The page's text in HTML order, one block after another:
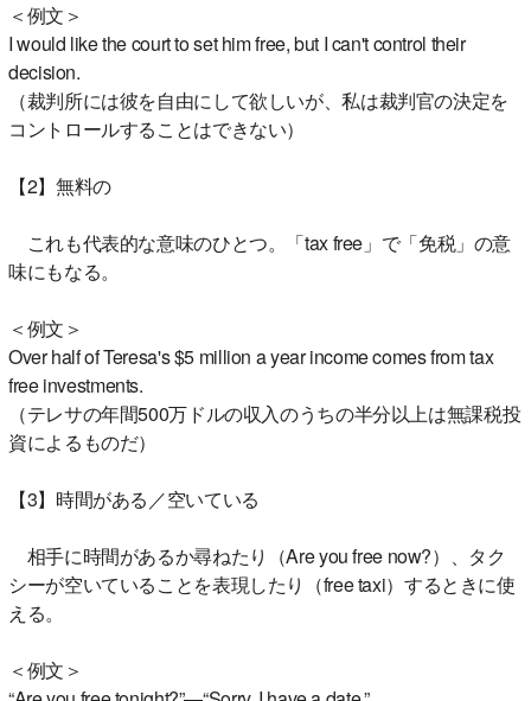
＜例文＞
I would like the court to set him free, but I can't control their
decision.
（裁判所には彼を自由にして欲しいが、私は裁判官の決定を
コントロールすることはできない）
【2】無料の
これも代表的な意味のひとつ。「tax free」で「免税」の意
味にもなる。
＜例文＞
Over half of Teresa's $5 million a year income comes from tax
free investments.
（テレサの年間500万ドルの収入のうちの半分以上は無課税投
資によるものだ）
【3】時間がある／空いている
相手に時間があるか尋ねたり（Are you free now?）、タク
シーが空いていることを表現したり（free taxi）するときに使
える。
＜例文＞